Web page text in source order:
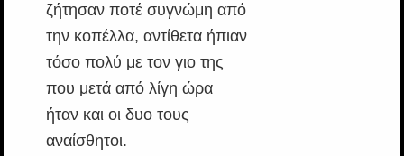
ζήτησαν ποτέ συγνώμη από
την κοπέλλα, αντίθετα ήπιαν
τόσο πολύ με τον γιο της
που μετά από λίγη ώρα
ήταν και οι δυο τους
αναίσθητοι.